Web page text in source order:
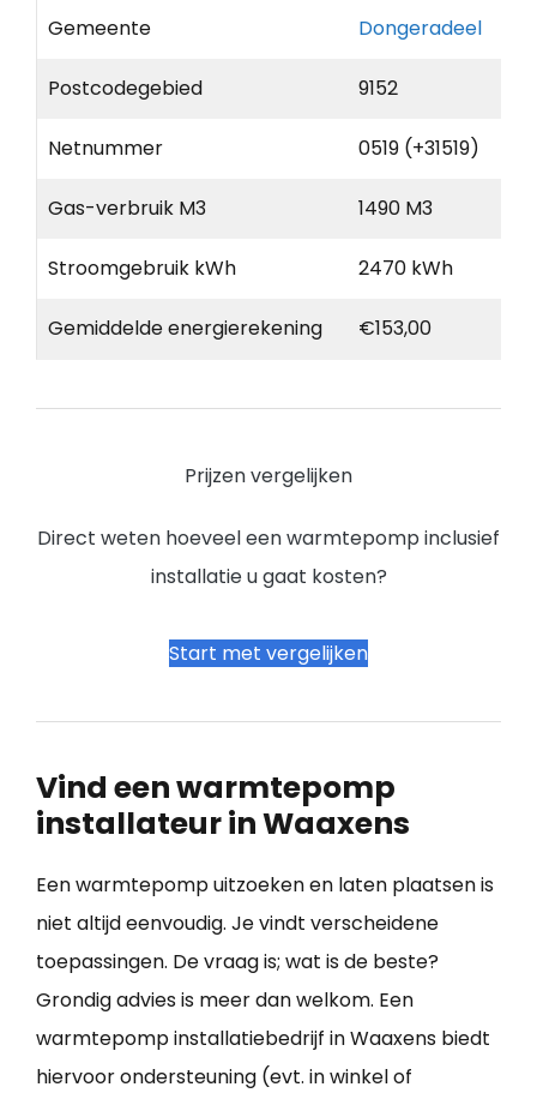
Gemeente Dongeradeel
Postcodegebied 9152
Netnummer 0519 (+31519)
Gas-verbruik M3 1490 M3
Stroomgebruik kWh 2470 kWh
Gemiddelde energierekening €153,00
Prijzen vergelijken
Direct weten hoeveel een warmtepomp inclusief
installatie u gaat kosten?
Start met vergelijken
Vind een warmtepomp
installateur in Waaxens
Een warmtepomp uitzoeken en laten plaatsen is
niet altijd eenvoudig. Je vindt verscheidene
toepassingen. De vraag is; wat is de beste?
Grondig advies is meer dan welkom. Een
warmtepomp installatiebedrijf in Waaxens biedt
hiervoor ondersteuning (evt. in winkel of